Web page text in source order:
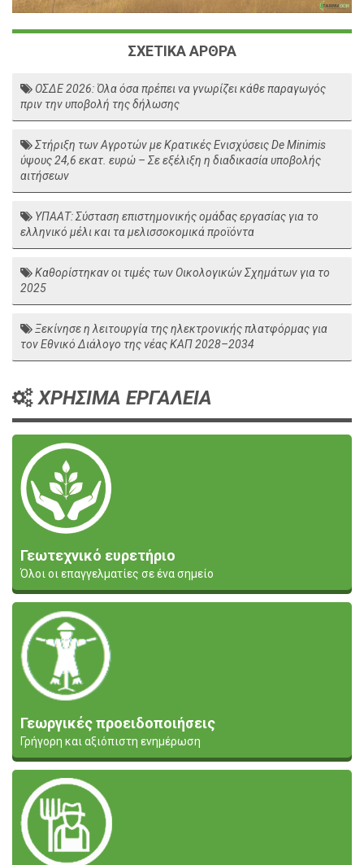
ΣΧΕΤΙΚΑ ΑΡΘΡΑ
ΟΣΔΕ 2026: Όλα όσα πρέπει να γνωρίζει κάθε παραγωγός
πριν την υποβολή της δήλωσης
Στήριξη των Αγροτών με Κρατικές Ενισχύσεις De Minimis
ύψους 24,6 εκατ. ευρώ – Σε εξέλιξη η διαδικασία υποβολής
αιτήσεων
ΥΠΑΑΤ: Σύσταση επιστημονικής ομάδας εργασίας για το
ελληνικό μέλι και τα μελισσοκομικά προϊόντα
Καθορίστηκαν οι τιμές των Οικολογικών Σχημάτων για το
2025
Ξεκίνησε η λειτουργία της ηλεκτρονικής πλατφόρμας για
τον Εθνικό Διάλογο της νέας ΚΑΠ 2028–2034
ΧΡΗΣΙΜΑ ΕΡΓΑΛΕΙΑ
Γεωτεχνικό ευρετήριο
Όλοι οι επαγγελματίες σε ένα σημείο
Γεωργικές προειδοποιήσεις
Γρήγορη και αξιόπιστη ενημέρωση